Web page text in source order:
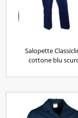
Salopette
cottone blu